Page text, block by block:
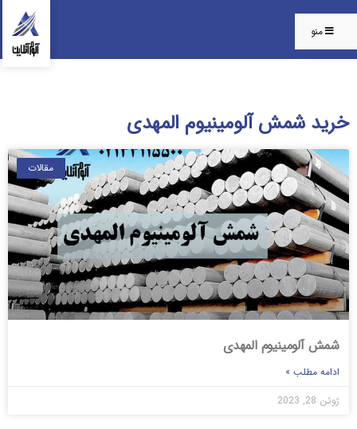
منو
خرید شمش آلومینیوم المهدی
مقالات
شمش آلومینیوم المهدی
ادامه مطلب »
ژوئن 28, 2023